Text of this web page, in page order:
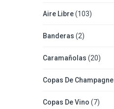
Aire Libre(103)
Banderas (2)
Caramañolas (20)
Copas De Champagne
Copas De Vino (7)